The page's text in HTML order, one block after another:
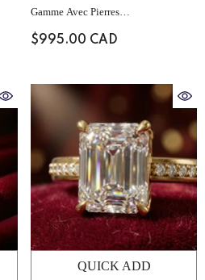
Gamme Avec Pierres
D'accompagnement Baguette
$995.00 CAD
QUICK ADD